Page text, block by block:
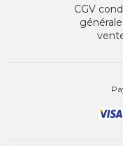
CGV